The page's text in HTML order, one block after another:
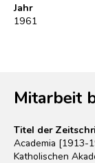
Jahr
1961
Mitarbeit
Titel der
Academia [1913-
Katholischen